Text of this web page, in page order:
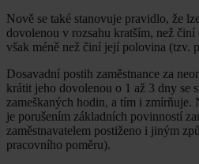
Nově se také stanovuje pravidlo, že
dovolenou v rozsahu kratším, než činí
však méně než činí její polovina (tzv.
Dosavadní postih zaměstnance za
krátit jeho dovolenou o 1 až 3 dny se
zameškaných hodin, a tím i zmírňuje.
je porušením základních povinností
zaměstnavatelem postiženo i jiným
pracovního poměru).